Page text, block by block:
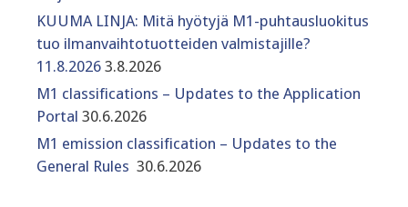
KUUMA LINJA: Mitä hyötyjä M1-puhtausluokitus
tuo ilmanvaihtotuotteiden valmistajille?
11.8.2026 3.8.2026
M1 classifications – Updates to the Application
Portal 30.6.2026
M1 emission classification – Updates to the
General Rules 30.6.2026